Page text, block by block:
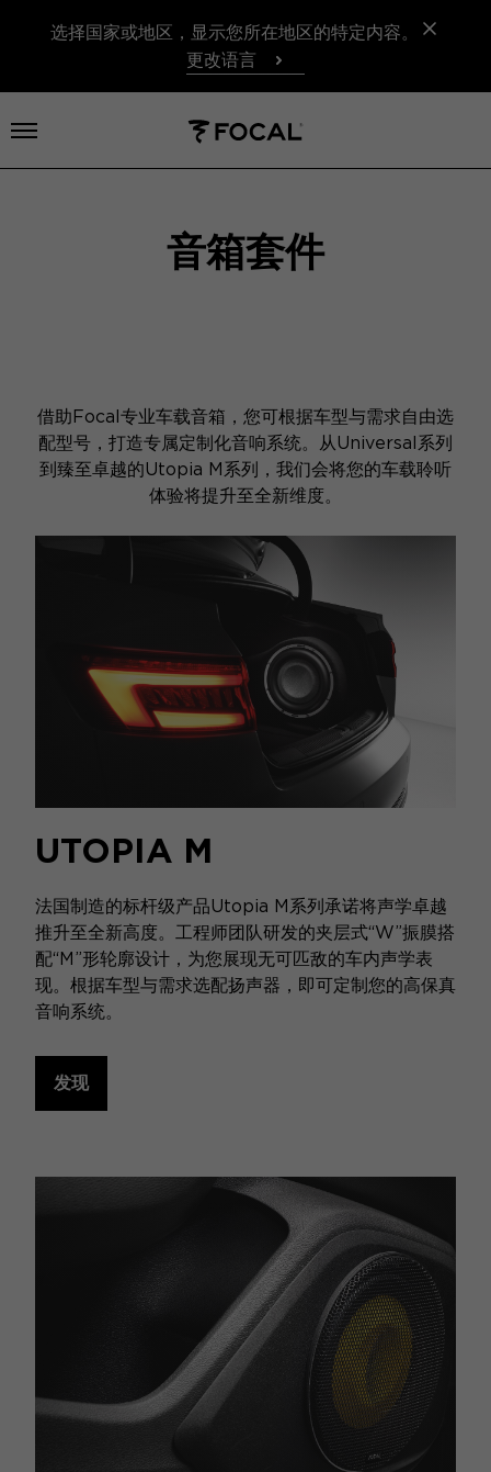
选择国家或地区，显示您所在地区的特定内容。
更改语言
打开菜单
音箱套件
借助Focal专业车载音箱，您可根据车型与需求自由选
配型号，打造专属定制化音响系统。从Universal系列
到臻至卓越的Utopia M系列，我们会将您的车载聆听
体验将提升至全新维度。
UTOPIA M
法国制造的标杆级产品Utopia M系列承诺将声学卓越
推升至全新高度。工程师团队研发的夹层式“W”振膜搭
配“M”形轮廓设计，为您展现无可匹敌的车内声学表
现。根据车型与需求选配扬声器，即可定制您的高保真
音响系统。
发现